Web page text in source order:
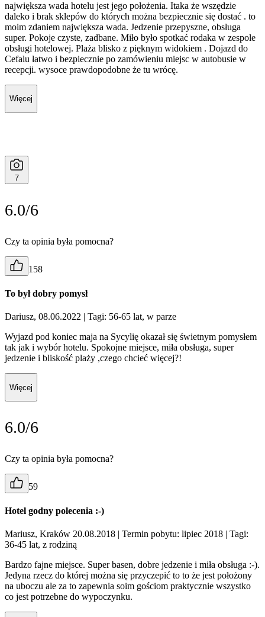
największa wada hotelu jest jego położenia. Itaka że wszędzie
daleko i brak sklepów do których można bezpiecznie się dostać . to
moim zdaniem największa wada. Jedzenie przepyszne, obsługa
super. Pokoje czyste, zadbane. Miło było spotkać rodaka w zespole
obsługi hotelowej. Plaża blisko z pięknym widokiem . Dojazd do
Cefalu łatwo i bezpiecznie po zamówieniu miejsc w autobusie w
recepcji. wysoce prawdopodobne że tu wrócę.
Więcej
7
6.0/6
Czy ta opinia była pomocna?
158
To był dobry pomysł
Dariusz, 08.06.2022 | Tagi: 56-65 lat, w parze
Wyjazd pod koniec maja na Sycylię okazał się świetnym pomysłem
tak jak i wybór hotelu. Spokojne miejsce, miła obsługa, super
jedzenie i bliskość plaży ,czego chcieć więcej?!
Więcej
6.0/6
Czy ta opinia była pomocna?
59
Hotel godny polecenia :-)
Mariusz, Kraków 20.08.2018 | Termin pobytu: lipiec 2018 | Tagi:
36-45 lat, z rodziną
Bardzo fajne miejsce. Super basen, dobre jedzenie i miła obsługa :-).
Jedyna rzecz do której można się przyczepić to to że jest położony
na uboczu ale za to zapewnia soim gościom praktycznie wszystko
co jest potrzebne do wypoczynku.